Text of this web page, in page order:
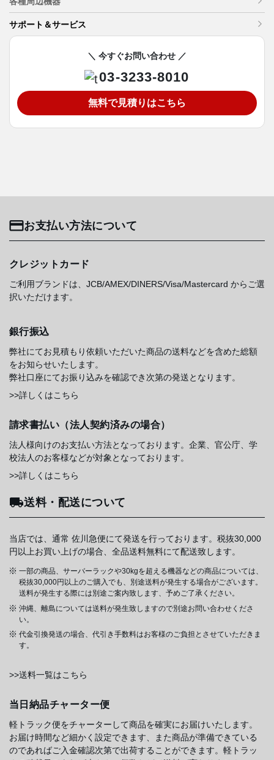
サポート＆サービス
＼ 今すぐお問い合わせ ／
03-3233-8010
無料で見積りはこちら
お支払い方法について
クレジットカード
ご利用ブランドは、JCB/AMEX/DINERS/Visa/Mastercard からご選
択いただけます。
銀行振込
弊社にてお見積もり依頼いただいた商品の送料などを含めた総額
をお知らせいたします。
弊社口座にてお振り込みを確認でき次第の発送となります。
>>詳しくはこちら
請求書払い（法人契約済みの場合）
法人様向けのお支払い方法となっております。企業、官公庁、学
校法人のお客様などが対象となっております。
>>詳しくはこちら
送料・配送について
当店では、通常 佐川急便にて発送を行っております。税抜30,000
円以上お買い上げの場合、全品送料無料にて配送致します。
一部の商品、サーバーラックや30kgを超える機器などの商品については、
税抜30,000円以上のご購入でも、別途送料が発生する場合がございます。
送料が発生する際には別途ご案内致します、予めご了承ください。
沖縄、離島については送料が発生致しますので別途お問い合わせくださ
い。
代金引換発送の場合、代引き手数料はお客様のご負担とさせていただきま
す。
>>送料一覧はこちら
当日納品チャーター便
軽トラック便をチャーターして商品を確実にお届けいたします。
お届け時間など細かく設定できます、また商品が準備できている
のであればご入金確認次第で出荷することができます。軽トラッ